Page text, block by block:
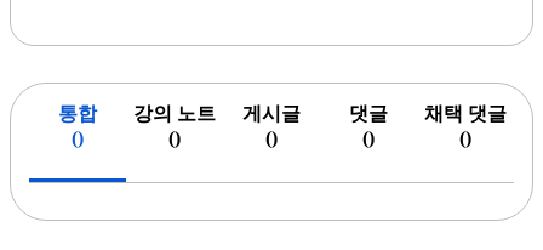
통합
()
강의 노트
()
게시글
()
댓글
()
채택 댓글
()